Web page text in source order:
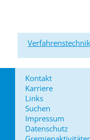
Kontakt
Karriere
Links
Suchen
Impressum
Datenschutz